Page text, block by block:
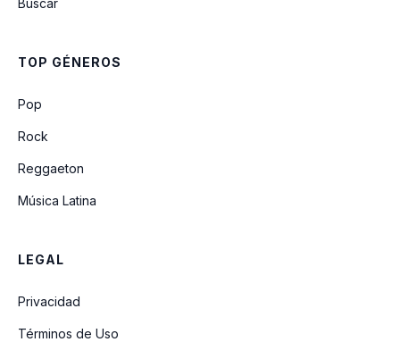
Buscar
TOP GÉNEROS
Pop
Rock
Reggaeton
Música Latina
LEGAL
Privacidad
Términos de Uso